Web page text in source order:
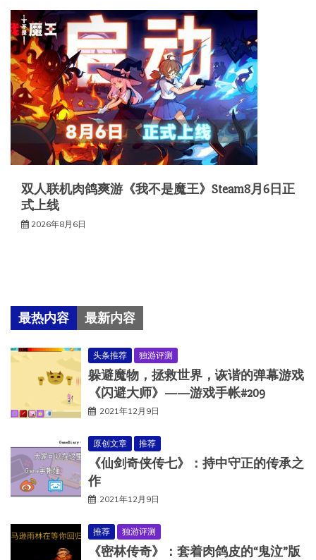
双人联机肉鸽爽游《我不是魔王》Steam8月6日正
式上线
2026年8月6日
最热内容 最新内容
头条推荐 独游评测
躲避魔物，拯救世界，诙谐的弹幕游戏
《闪避大师》——游戏手帐#209
2021年12月9日
原创文章 推荐
《仙剑奇侠传七》：持中守正的传承之
作
2021年12月9日
推荐 独游评测
《密林传奇》：套着肉鸽皮的“鬼泣”版